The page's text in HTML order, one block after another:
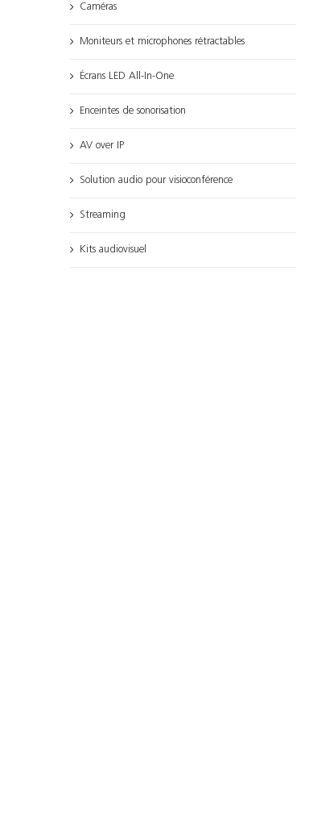
Caméras
Moniteurs et microphones rétractables
Écrans LED All-In-One
Enceintes de sonorisation
AV over IP
Solution audio pour visioconférence
Streaming
Kits audiovisuel